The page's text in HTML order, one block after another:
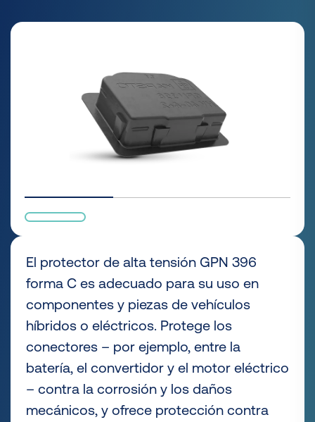
El protector de alta tensión GPN 396
forma C es adecuado para su uso en
componentes y piezas de vehículos
híbridos o eléctricos. Protege los
conectores – por ejemplo, entre la
batería, el convertidor y el motor eléctrico
– contra la corrosión y los daños
mecánicos, y ofrece protección contra